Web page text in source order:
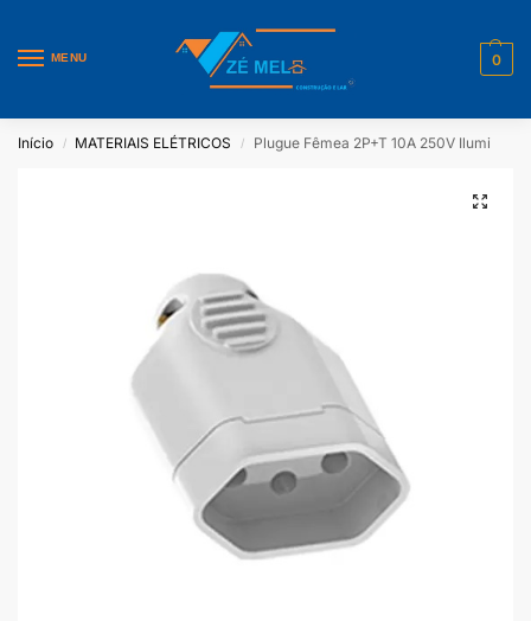
MENU 0
Início / MATERIAIS ELÉTRICOS / Plugue Fêmea 2P+T 10A 250V Ilumi